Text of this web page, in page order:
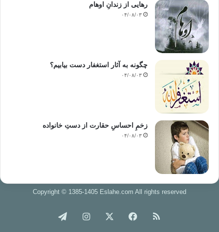
رهایی از زندانِ اوهام
۰۴/۰۸/۰۳
چگونه به آثار استغفار دست بیابیم؟
۰۴/۰۸/۰۳
زخمِ احساسِ حقارت از دستِ خانواده
۰۴/۰۸/۰۳
Copyright © 1385-1405 Eslahe.com All rights reserved
خوراک فیس اینستاگرام